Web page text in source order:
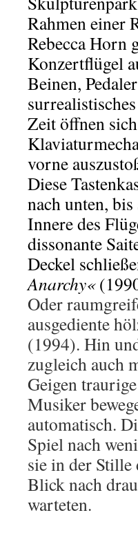
Rahmen einer
Rebecca Horn
Konzertflügel
Beinen,
Zeit öffnen
vorne
Diese
nach unten,
Innere des
dissonante
Deckel
Anarchy«
Oder
ausgediente
(1994). Hin
zugleich auch
Geigen
Musiker
automatisch.
Spiel nach
sie in der Stille
Blick nach
warteten.